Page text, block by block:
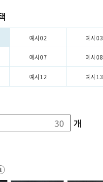
예시02 예시03
예시07 예시08
예시12 예시13
개